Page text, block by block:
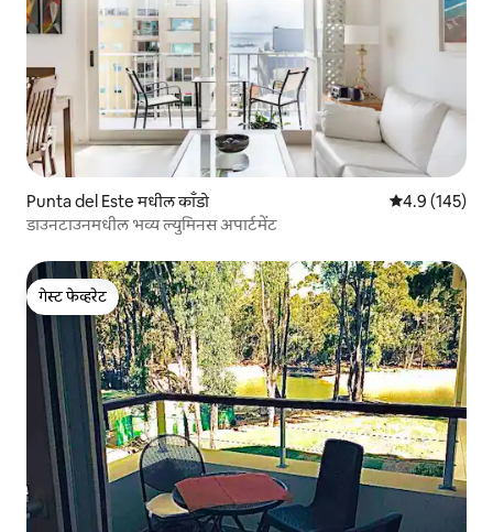
Punta del Este मधील काँडो 5 पैकी 4.9
4.9 (145)
डाउनटाउनमधील भव्य ल्युमिनस अपार्टमेंट
गेस्ट फेव्हरेट
गेस्ट फेव्हरेट